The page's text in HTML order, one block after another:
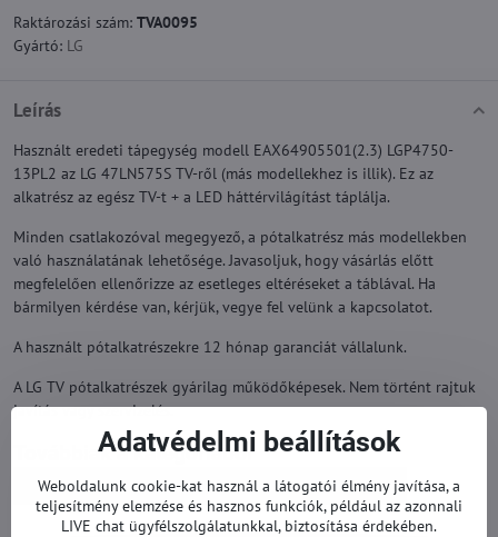
Raktározási szám: TVA0095
Gyártó: LG
Leírás
Használt eredeti tápegység modell EAX64905501(2.3) LGP4750-
13PL2 az LG 47LN575S TV-ről (más modellekhez is illik). Ez az
alkatrész az egész TV-t + a LED háttérvilágítást táplálja.
Minden csatlakozóval megegyező, a pótalkatrész más modellekben
való használatának lehetősége. Javasoljuk, hogy vásárlás előtt
megfelelően ellenőrizze az esetleges eltéréseket a táblával. Ha
bármilyen kérdése van, kérjük, vegye fel velünk a kapcsolatot.
A használt pótalkatrészekre 12 hónap garanciát vállalunk.
A LG TV pótalkatrészek gyárilag működőképesek. Nem történt rajtuk
javítás vagy szervizelés.
Továbbiak a kategóriából
Pótalkatrészek | LG TV Tápegységek | LG TV
Adatvédelmi beállítások
Weboldalunk cookie-kat használ a látogatói élmény javítása, a
teljesítmény elemzése és hasznos funkciók, például az azonnali
LIVE chat ügyfélszolgálatunkkal, biztosítása érdekében.